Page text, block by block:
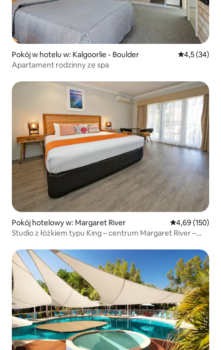
Pokój w hotelu w: Kalgoorlie - Boulder Średnia
4,5 (34)
Apartament rodzinny ze spa
Pokój hotelowy w: Margaret River Średnia
4,69 (150)
Studio z łóżkiem typu King – centrum Margaret River –